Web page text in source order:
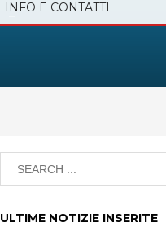
INFO E CONTATTI
ULTIME NOTIZIE INSERITE